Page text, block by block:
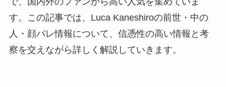
す。この記事では、Luca Kaneshiroの前世・中の
人・顔バレ情報について、信憑性の高い情報と考
察を交えながら詳しく解説していきます。